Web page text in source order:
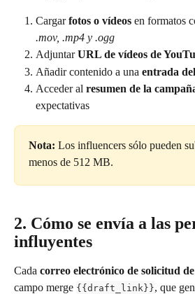
Cargar fotos o vídeos en formatos
.mov, .mp4 y .ogg
Adjuntar URL de vídeos de
Añadir contenido a una entrada
Acceder al resumen de la
expectativas
Nota: Los influencers sólo pueden
menos de 512 MB.
2. Cómo se envía a las
influyentes
Cada correo electrónico de solicitud
campo merge {{draft_link}}, que